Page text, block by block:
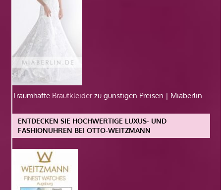
Traumhafte Brautkleiderzu günstigen Preisen | Miaberlin
ENTDECKEN SIE HOCHWERTIGE LUXUS- UND
FASHIONUHREN BEI OTTO-WEITZMANN